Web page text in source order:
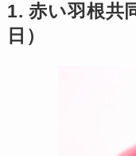
1. 赤い羽根共
日）